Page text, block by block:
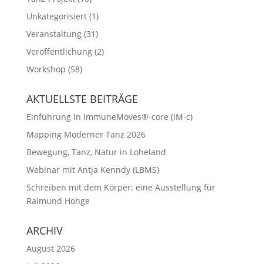
Unkategorisiert(1)
Veranstaltung(31)
Veröffentlichung(2)
Workshop (58)
AKTUELLSTE BEITRÄGE
Einführung in ImmuneMoves®-core (IM-c)
Mapping Moderner Tanz 2026
Bewegung, Tanz, Natur in Loheland
Webinar mit Antja Kenndy (LBMS)
Schreiben mit dem Körper: eine Ausstellung für
Raimund Hohge
ARCHIV
August 2026